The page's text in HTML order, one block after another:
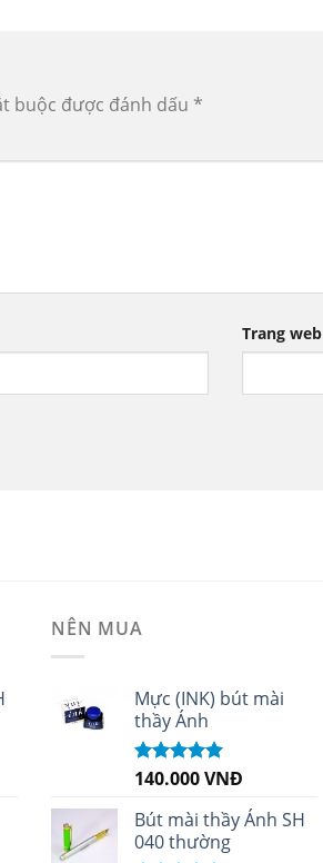
buộc được đánh dấu *
Trang web
NÊN MUA
Mực (INK) bút mài
thầy Ánh
Được xếp
sao
140.000VNĐ
Bút mài thầy Ánh SH
040 thường